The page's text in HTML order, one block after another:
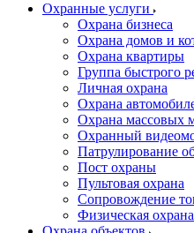
Охранные услуги
Охрана бизнеса
Охрана домов и
Охрана квартиры
Группа быстрого
Личная охрана
Охрана
Охрана массовых
Охранный
Патрулирование
Пост охраны
Пультовая охрана
Сопровождение
Физическая